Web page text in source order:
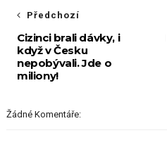
Předchozí
Cizinci brali dávky, i
když v Česku
nepobývali. Jde o
miliony!
Žádné Komentáře: